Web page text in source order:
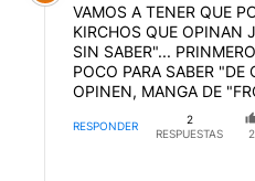
VAMOS A TENER QUE
KIRCHOS QUE OPINAN
SIN SABER"...
POCO PARA SABER "DE
OPINEN, MANGA DE
RESPONDER
2
RESPUESTAS
2